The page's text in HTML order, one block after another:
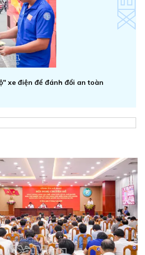
xe điện để đánh đổi an toàn